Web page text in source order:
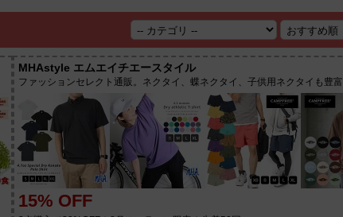
MHAstyle エムエイチエースタイル
ファッションセレクト通販。ネクタイ、蝶ネクタイ、子供用ネクタイも豊富
15% OFF